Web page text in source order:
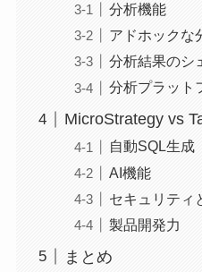
分析機能
アドホックな
分析結果のシ
分析プラット
MicroStrategy vs
自動SQL生成
AI機能
セキュリティ
製品開発力
まとめ